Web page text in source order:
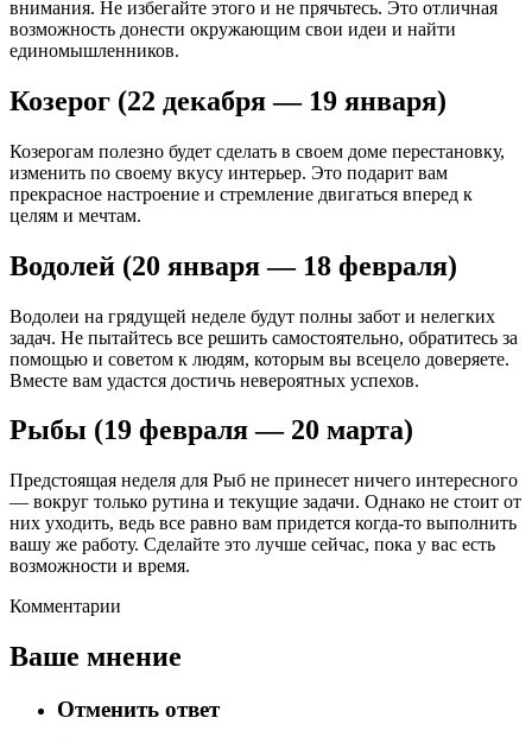
внимания. Не избегайте этого и не прячьтесь. Это отличная
возможность донести окружающим свои идеи и найти
единомышленников.
Козерог (22 декабря — 19 января)
Козерогам полезно будет сделать в своем доме перестановку,
изменить по своему вкусу интерьер. Это подарит вам
прекрасное настроение и стремление двигаться вперед к
целям и мечтам.
Водолей (20 января — 18 февраля)
Водолеи на грядущей неделе будут полны забот и нелегких
задач. Не пытайтесь все решить самостоятельно, обратитесь за
помощью и советом к людям, которым вы всецело доверяете.
Вместе вам удастся достичь невероятных успехов.
Рыбы (19 февраля — 20 марта)
Предстоящая неделя для Рыб не принесет ничего интересного
— вокруг только рутина и текущие задачи. Однако не стоит от
них уходить, ведь все равно вам придется когда-то выполнить
вашу же работу. Сделайте это лучше сейчас, пока у вас есть
возможности и время.
Комментарии
Ваше мнение
Отменить ответ